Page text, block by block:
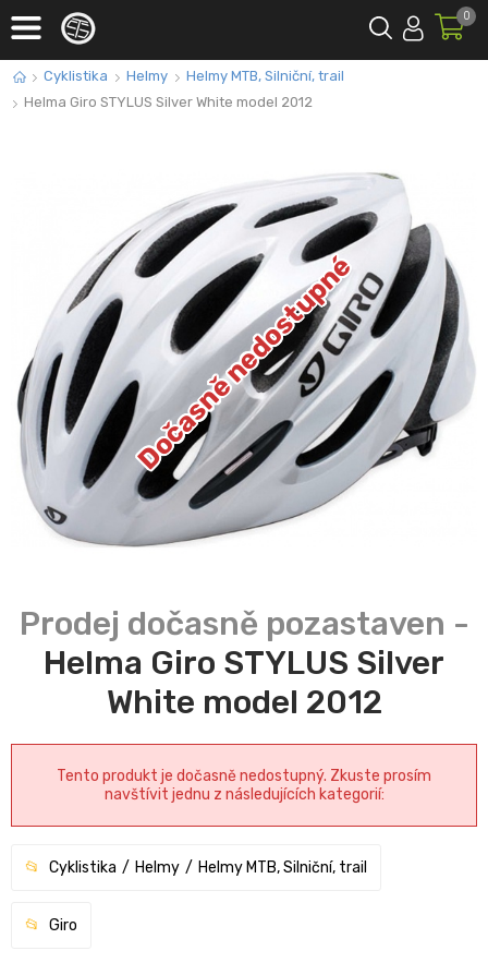
0
Cyklistika Helmy
Helmy MTB, Silniční, trail
Helma Giro STYLUS Silver White model 2012
Dočasně nedostupné
Helma Giro STYLUS Silver
White model 2012
Tento produkt je dočasně nedostupný. Zkuste prosím
navštívit jednu z následujících kategorií:
Cyklistika Helmy Helmy MTB, Silniční, trail
Giro